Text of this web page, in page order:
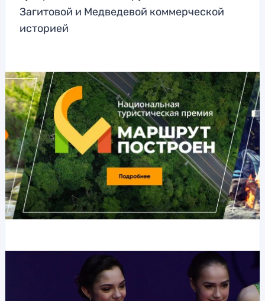
Загитовой и Медведевой коммерческой
историей